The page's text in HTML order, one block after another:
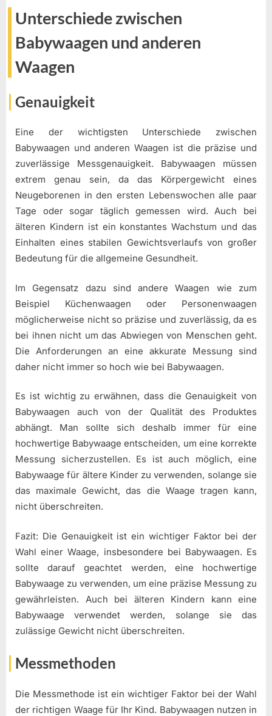
Unterschiede zwischen
Babywaagen und anderen
Waagen
Genauigkeit
Eine der wichtigsten Unterschiede zwischen
Babywaagen und anderen Waagen ist die präzise und
zuverlässige Messgenauigkeit. Babywaagen müssen
extrem genau sein, da das Körpergewicht eines
Neugeborenen in den ersten Lebenswochen alle paar
Tage oder sogar täglich gemessen wird. Auch bei
älteren Kindern ist ein konstantes Wachstum und das
Einhalten eines stabilen Gewichtsverlaufs von großer
Bedeutung für die allgemeine Gesundheit.
Im Gegensatz dazu sind andere Waagen wie zum
Beispiel Küchenwaagen oder Personenwaagen
möglicherweise nicht so präzise und zuverlässig, da es
bei ihnen nicht um das Abwiegen von Menschen geht.
Die Anforderungen an eine akkurate Messung sind
daher nicht immer so hoch wie bei Babywaagen.
Es ist wichtig zu erwähnen, dass die Genauigkeit von
Babywaagen auch von der Qualität des Produktes
abhängt. Man sollte sich deshalb immer für eine
hochwertige Babywaage entscheiden, um eine korrekte
Messung sicherzustellen. Es ist auch möglich, eine
Babywaage für ältere Kinder zu verwenden, solange sie
das maximale Gewicht, das die Waage tragen kann,
nicht überschreiten.
Fazit: Die Genauigkeit ist ein wichtiger Faktor bei der
Wahl einer Waage, insbesondere bei Babywaagen. Es
sollte darauf geachtet werden, eine hochwertige
Babywaage zu verwenden, um eine präzise Messung zu
gewährleisten. Auch bei älteren Kindern kann eine
Babywaage verwendet werden, solange sie das
zulässige Gewicht nicht überschreiten.
Messmethoden
Die Messmethode ist ein wichtiger Faktor bei der Wahl
der richtigen Waage für Ihr Kind. Babywaagen nutzen in